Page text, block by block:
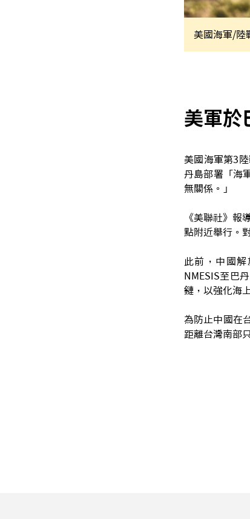
美國海軍/陸
美軍於
美國海軍第3
丹島部署「海
無關係。」
《美聯社》報
點附近舉行。
此前，中國
NMESIS至巴
鏈，以強化海
為防止中國在
距離台灣南部